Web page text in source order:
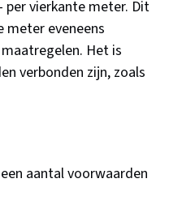
per vierkante meter. Dit
meter eveneens
Het is
verbonden zijn, zoals
aantal voorwaarden